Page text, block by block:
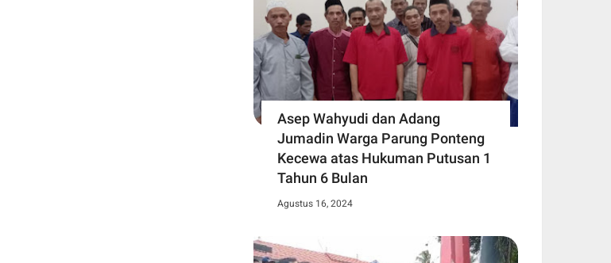
Asep Wahyudi dan Adang
Jumadin Warga Parung Ponteng
Kecewa atas Hukuman Putusan 1
Tahun 6 Bulan
Agustus 16, 2024